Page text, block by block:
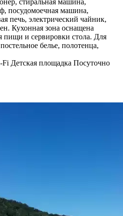
стиральная машина,
посудомоечная машина,
печь, электрический чайник,
Кухонная зона оснащена
пищи и сервировки стола. Для
белье, полотенца,
Fi Детская площадка Посуточно